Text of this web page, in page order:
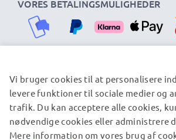
VORES BETALINGSMULIGHEDER
VORES FORSENDELSESPARTNERE
© subtel.dk 2026
Alle priser er inklusive moms og eksklusive
Vi bruger cookies til at personalisere
levere funktioner til sociale medier og
trafik. Du kan acceptere alle cookies,
nødvendige cookies eller administrere
Mere information om vores brug af